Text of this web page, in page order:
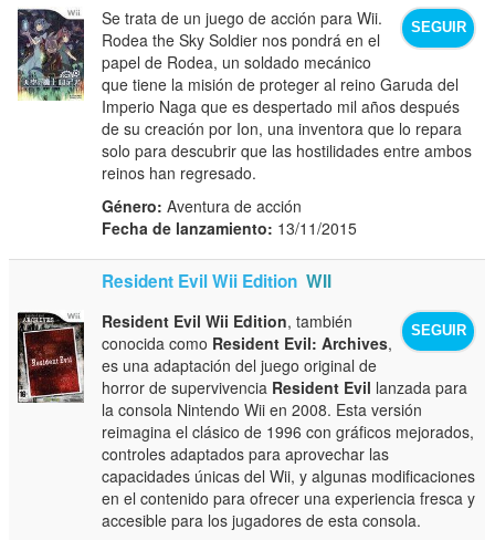
SEGUIR
Se trata de un juego de acción para Wii.
Rodea the Sky Soldier nos pondrá en el
papel de Rodea, un soldado mecánico
que tiene la misión de proteger al reino Garuda del
Imperio Naga que es despertado mil años después
de su creación por Ion, una inventora que lo repara
solo para descubrir que las hostilidades entre ambos
reinos han regresado.
Género: Aventura de acción
Fecha de lanzamiento: 13/11/2015
Resident Evil Wii Edition WII
SEGUIR
Resident Evil Wii Edition, también
conocida como Resident Evil: Archives,
es una adaptación del juego original de
horror de supervivencia Resident Evil lanzada para
la consola Nintendo Wii en 2008. Esta versión
reimagina el clásico de 1996 con gráficos mejorados,
controles adaptados para aprovechar las
capacidades únicas del Wii, y algunas modificaciones
en el contenido para ofrecer una experiencia fresca y
accesible para los jugadores de esta consola.